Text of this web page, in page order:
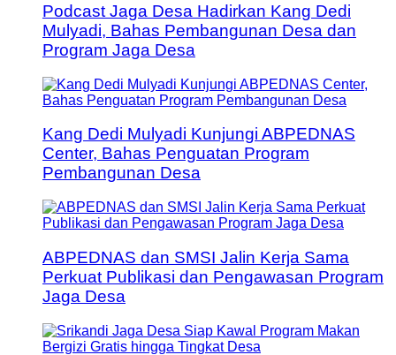
Podcast Jaga Desa Hadirkan Kang Dedi
Mulyadi, Bahas Pembangunan Desa dan
Program Jaga Desa
Kang Dedi Mulyadi Kunjungi ABPEDNAS
Center, Bahas Penguatan Program
Pembangunan Desa
ABPEDNAS dan SMSI Jalin Kerja Sama
Perkuat Publikasi dan Pengawasan Program
Jaga Desa